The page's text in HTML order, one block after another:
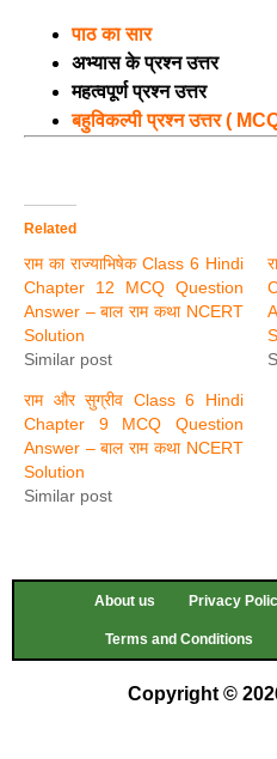
पाठ का सार
अभ्यास के प्रश्न उत्तर
महत्वपूर्ण प्रश्न उत्तर
बहुविकल्पी प्रश्न उत्तर (
Related
राम का राज्याभिषेक Class 6 Hindi
Chapter 12 MCQ Question
Answer – बाल राम कथा NCERT
Solution
Similar post
राम और सुग्रीव Class 6 Hindi
Chapter 9 MCQ Question
Answer – बाल राम कथा NCERT
Solution
Similar post
About us Privacy
Terms and Conditions
Copyright ©